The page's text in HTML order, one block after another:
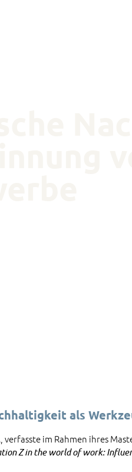
als
im Rahmen ihres
Z in the world of work: